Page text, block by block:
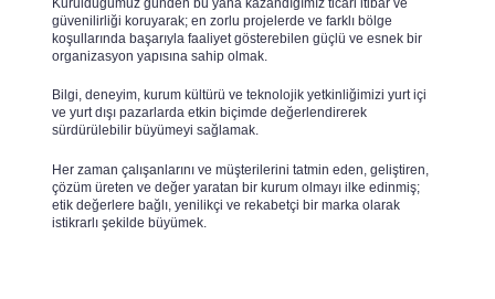
Kurulduğumuz günden bu yana kazandığımız ticari itibar ve
güvenilirliği koruyarak; en zorlu projelerde ve farklı bölge
koşullarında başarıyla faaliyet gösterebilen güçlü ve esnek bir
organizasyon yapısına sahip olmak.
Bilgi, deneyim, kurum kültürü ve teknolojik yetkinliğimizi yurt içi
ve yurt dışı pazarlarda etkin biçimde değerlendirerek
sürdürülebilir büyümeyi sağlamak.
Her zaman çalışanlarını ve müşterilerini tatmin eden, geliştiren,
çözüm üreten ve değer yaratan bir kurum olmayı ilke edinmiş;
etik değerlere bağlı, yenilikçi ve rekabetçi bir marka olarak
istikrarlı şekilde büyümek.